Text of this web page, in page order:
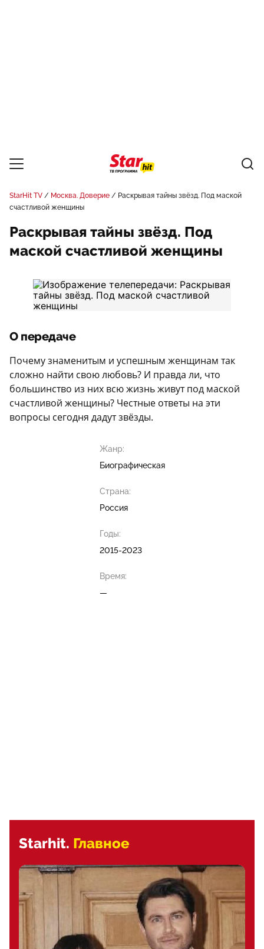
StarHit TV Москва. Доверие
Раскрывая тайны звёзд. Под маской
счастливой женщины
Раскрывая тайны звёзд. Под
маской счастливой женщины
О передаче
Почему знаменитым и успешным женщинам так
сложно найти свою любовь? И правда ли, что
большинство из них всю жизнь живут под маской
счастливой женщины? Честные ответы на эти
вопросы сегодня дадут звёзды.
Жанр:
Биографическая
Страна:
Россия
Годы:
2015-2023
Время:
—
Starhit. Главное